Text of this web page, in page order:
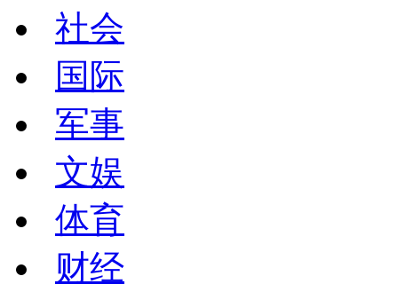
社会
国际
军事
文娱
体育
财经